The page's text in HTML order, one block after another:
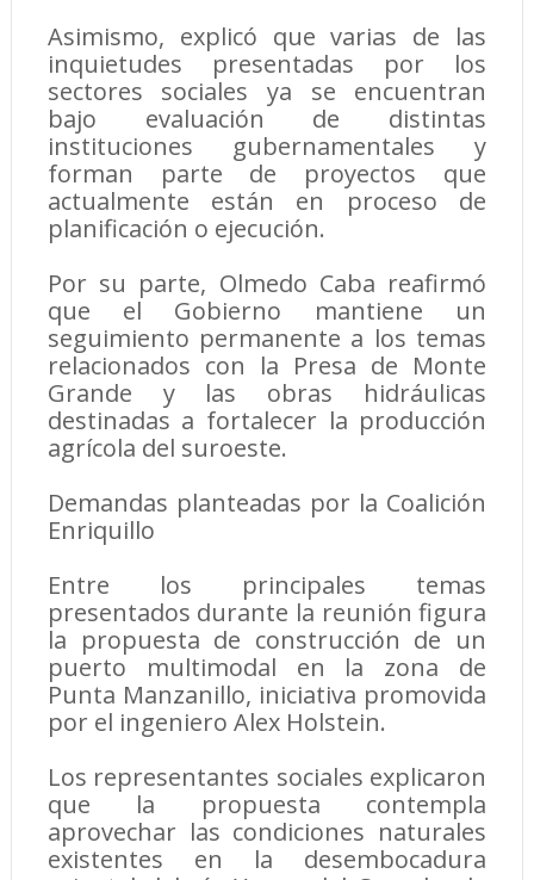
Asimismo, explicó que varias de las
inquietudes presentadas por los
sectores sociales ya se encuentran
bajo evaluación de distintas
instituciones gubernamentales y
forman parte de proyectos que
actualmente están en proceso de
planificación o ejecución.
Por su parte, Olmedo Caba reafirmó
que el Gobierno mantiene un
seguimiento permanente a los temas
relacionados con la Presa de Monte
Grande y las obras hidráulicas
destinadas a fortalecer la producción
agrícola del suroeste.
Demandas planteadas por la Coalición
Enriquillo
Entre los principales temas
presentados durante la reunión figura
la propuesta de construcción de un
puerto multimodal en la zona de
Punta Manzanillo, iniciativa promovida
por el ingeniero Alex Holstein.
Los representantes sociales explicaron
que la propuesta contempla
aprovechar las condiciones naturales
existentes en la desembocadura